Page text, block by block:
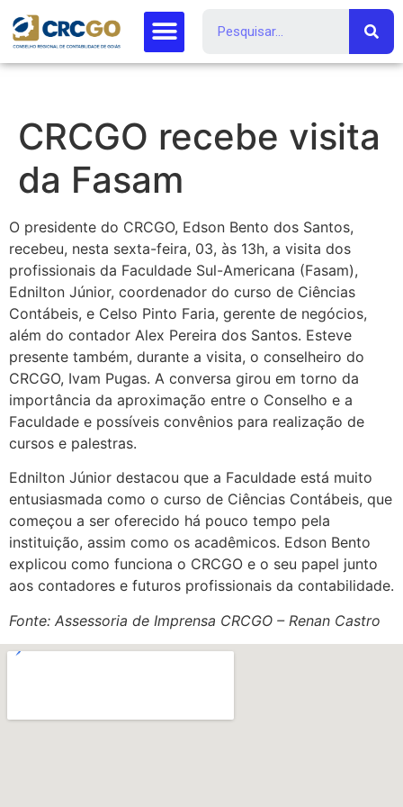
CRCGO recebe visita
da Fasam
O presidente do CRCGO, Edson Bento dos Santos,
recebeu, nesta sexta-feira, 03, às 13h, a visita dos
profissionais da Faculdade Sul-Americana (Fasam),
Ednilton Júnior, coordenador do curso de Ciências
Contábeis, e Celso Pinto Faria, gerente de negócios,
além do contador Alex Pereira dos Santos. Esteve
presente também, durante a visita, o conselheiro do
CRCGO, Ivam Pugas. A conversa girou em torno da
importância da aproximação entre o Conselho e a
Faculdade e possíveis convênios para realização de
cursos e palestras.
Ednilton Júnior destacou que a Faculdade está muito
entusiasmada como o curso de Ciências Contábeis, que
começou a ser oferecido há pouco tempo pela
instituição, assim como os acadêmicos. Edson Bento
explicou como funciona o CRCGO e o seu papel junto
aos contadores e futuros profissionais da contabilidade.
Fonte: Assessoria de Imprensa CRCGO – Renan Castro